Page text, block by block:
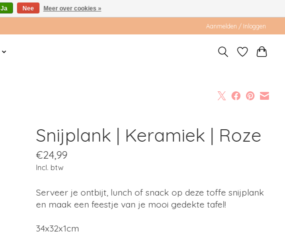
Aanmelden / Inloggen
Snijplank | Keramiek | Roze
€24,99
Incl. btw
Serveer je ontbijt, lunch of snack op deze toffe snijplank
en maak een feestje van je mooi gedekte tafel!
34x32x1cm
Ja Nee Meer over cookies »